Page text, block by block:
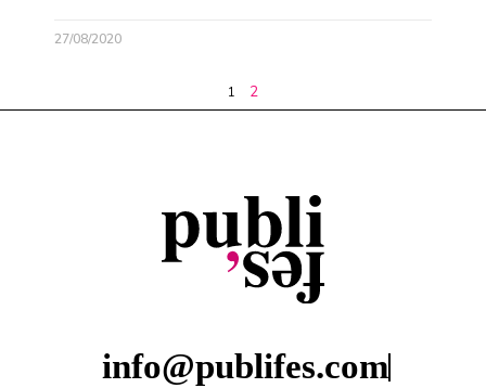
27/08/2020
1 2
info@publifes.com